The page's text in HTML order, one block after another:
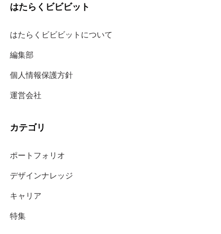
はたらくビビビット
はたらくビビビットについて
編集部
個人情報保護方針
運営会社
カテゴリ
ポートフォリオ
デザインナレッジ
キャリア
特集